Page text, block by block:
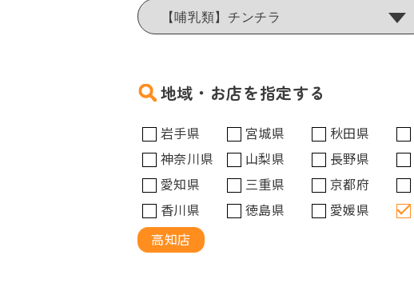
地域・お店を指定する
岩手県 宮城県 秋田県
神奈川県
山梨県 長野県
愛知県
三重県 京都府
香川県
徳島県 愛媛県
高知店